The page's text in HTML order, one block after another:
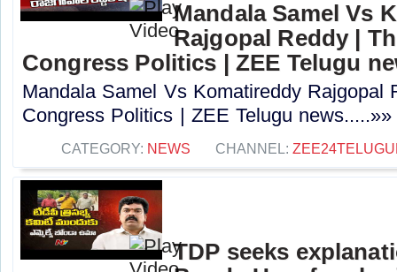
Mandala Samel Vs
Rajgopal Reddy |
Congress Politics | ZEE Telugu
Mandala Samel Vs Komatireddy Rajgopal
Congress Politics | ZEE Telugu news.....»»
CATEGORY: NEWS CHANNEL:
TDP seeks